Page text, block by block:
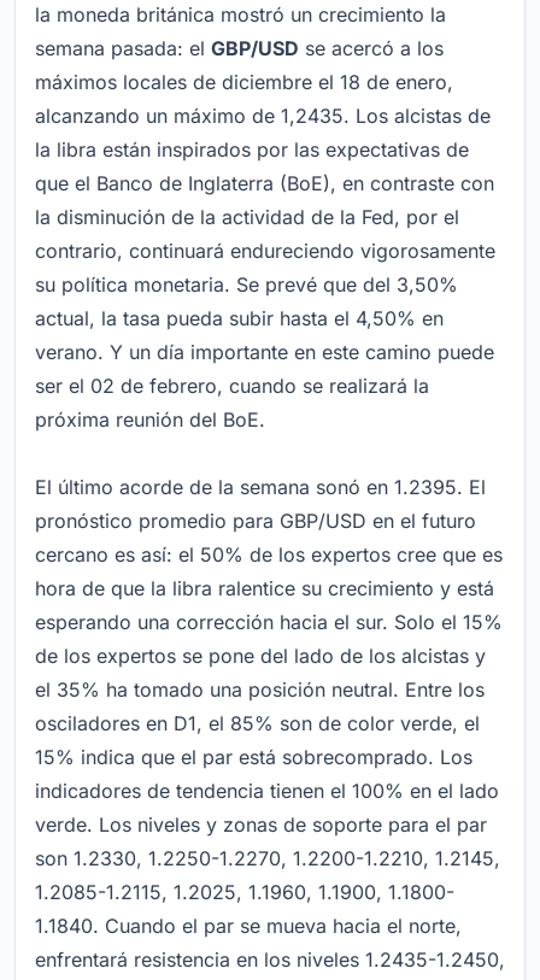
la moneda británica mostró un crecimiento la
semana pasada: el GBP/USD se acercó a los
máximos locales de diciembre el 18 de enero,
alcanzando un máximo de 1,2435. Los alcistas de
la libra están inspirados por las expectativas de
que el Banco de Inglaterra (BoE), en contraste con
la disminución de la actividad de la Fed, por el
contrario, continuará endureciendo vigorosamente
su política monetaria. Se prevé que del 3,50%
actual, la tasa pueda subir hasta el 4,50% en
verano. Y un día importante en este camino puede
ser el 02 de febrero, cuando se realizará la
próxima reunión del BoE.
El último acorde de la semana sonó en 1.2395. El
pronóstico promedio para GBP/USD en el futuro
cercano es así: el 50% de los expertos cree que es
hora de que la libra ralentice su crecimiento y está
esperando una corrección hacia el sur. Solo el 15%
de los expertos se pone del lado de los alcistas y
el 35% ha tomado una posición neutral. Entre los
osciladores en D1, el 85% son de color verde, el
15% indica que el par está sobrecomprado. Los
indicadores de tendencia tienen el 100% en el lado
verde. Los niveles y zonas de soporte para el par
son 1.2330, 1.2250-1.2270, 1.2200-1.2210, 1.2145,
1.2085-1.2115, 1.2025, 1.1960, 1.1900, 1.1800-
1.1840. Cuando el par se mueva hacia el norte,
enfrentará resistencia en los niveles 1.2435-1.2450,